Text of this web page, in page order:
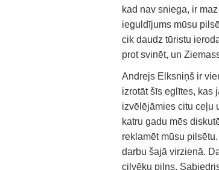
kad nav sniega, ir
ieguldījums mūsu
cik daudz tūristu
prot svinēt, un
Andrejs Elksniņš ir
izrotāt šīs eglītes, kas
izvēlējāmies citu ceļu
katru gadu mēs
reklamēt mūsu
darbu šajā virzienā.
cilvēku pilns.